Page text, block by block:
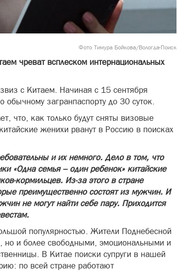
Фото Тимура Бойкова/Вологда-Поиск
чреват всплеском интернациональных
с Китаем. Начиная с 15 сентября
обычному загранпаспорту до 30 суток.
что, как только будут сняты визовые
женихи рванут в Россию в поисках
и их немного. Дело в том, что
«Одна семья – один ребенок» китайские
кормильцев. Из-за этого в стране
преимущественно состоят из мужчин. И
не могут найти себе пару. Приходится
популярностью. Жители Поднебесной
но и более свободными, эмоциональными и
В Китае поиски супруги в нашей
по всей стране работают